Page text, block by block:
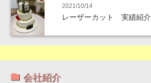
2021/10/14
レーザーカット 実績紹介
会社紹介